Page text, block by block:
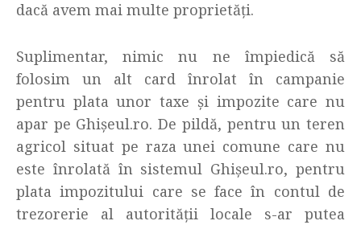
dacă avem mai multe proprietăți.
Suplimentar, nimic nu ne împiedică să
folosim un alt card înrolat în campanie
pentru plata unor taxe și impozite care nu
apar pe Ghișeul.ro. De pildă, pentru un teren
agricol situat pe raza unei comune care nu
este înrolată în sistemul Ghișeul.ro, pentru
plata impozitului care se face în contul de
trezorerie al autorității locale s-ar putea